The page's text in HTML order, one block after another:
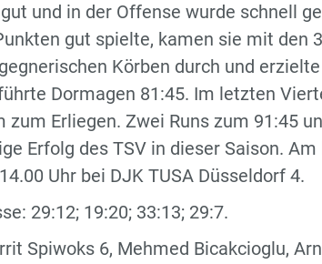
und in der Offense wurde schnell
gut spielte, kamen sie mit den
Körben durch und
Dormagen 81:45. Im letzten
zum Erliegen. Zwei Runs zum 91:45
Erfolg des TSV in dieser Saison.
Uhr bei DJK TUSA Düsseldorf 4.
29:12; 19:20; 33:13; 29:7.
Spiwoks 6, Mehmed Bicakcioglu,